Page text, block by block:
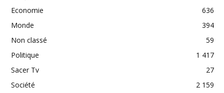
Economie
636
Monde
394
Non classé
59
Politique
1 417
Sacer Tv
27
Société
2 159